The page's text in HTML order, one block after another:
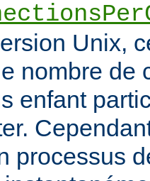
Unix,
nombre de
enfant
processus